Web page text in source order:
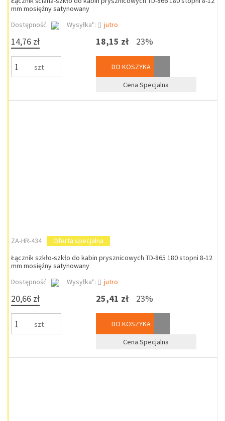
mm mosiężny satynowany
Dostępność
Wysyłka*: jutro
14,76 zł
szt
18,15 zł 23%
DO KOSZYKA
Cena Specjalna
ZA-HR-434
Oferta specjalna
Łącznik szkło-szkło do kabin prysznicowych TD-865 180 stopni 8-12
mm mosiężny satynowany
Dostępność
Wysyłka*: jutro
20,66 zł
szt
25,41 zł 23%
DO KOSZYKA
Cena Specjalna